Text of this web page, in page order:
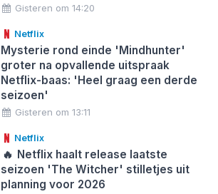
Gisteren om 14:20
Netflix
Mysterie rond einde 'Mindhunter'
groter na opvallende uitspraak
Netflix-baas: 'Heel graag een derde
seizoen'
Gisteren om 13:11
Netflix
🔥 Netflix haalt release laatste
seizoen 'The Witcher' stilletjes uit
planning voor 2026